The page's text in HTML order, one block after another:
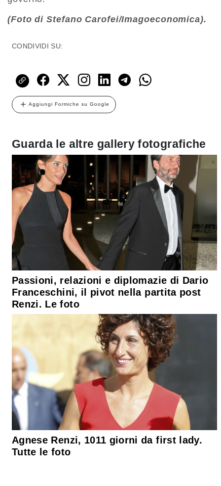
(Foto di Stefano Carofei/Imagoeconomica).
CONDIVIDI SU:
Aggiungi Formiche su Google
Guarda le altre gallery fotografiche
Passioni, relazioni e diplomazie di Dario
Franceschini, il pivot nella partita post
Renzi. Le foto
Agnese Renzi, 1011 giorni da first lady.
Tutte le foto